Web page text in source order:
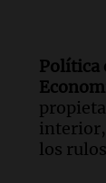
planteó
Política
interior,
los rulos